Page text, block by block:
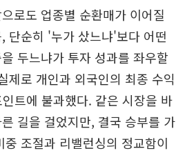
로도 업종별 순환매가 이어질
단순히 '누가 샀느냐'보다 어떤
두느냐가 투자 성과를 좌우할
제로 개인과 외국인의 최종 수익
트에 불과했다. 같은 시장을 바
길을 걸었지만, 결국 승부를 가
조절과 리밸런싱의 정교함이